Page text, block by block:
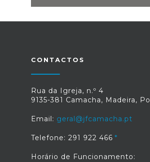
CONTACTOS
Rua da Igreja, n.º 4
9135-381 Camacha, Madeira,
Email: geral@jfcamacha.pt
Telefone: 291 922 466
Horário de Funcionamento: